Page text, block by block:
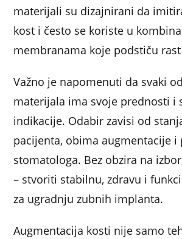
materijali su dizajnirani da
kost i često se koriste u
membranama koje podstiču
Važno je napomenuti da svaki
materijala ima svoje prednosti i
indikacije. Odabir zavisi od
pacijenta, obima augmentacije i
stomatologa. Bez obzira na
– stvoriti stabilnu, zdravu i
za ugradnju zubnih implanta.
Augmentacija kosti nije samo